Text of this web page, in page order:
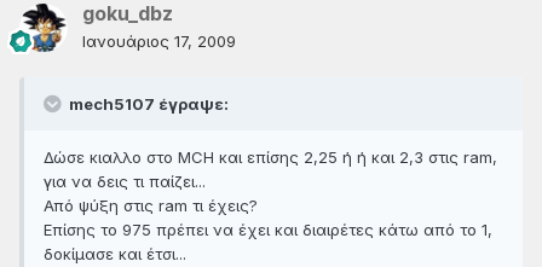
goku_dbz
Ιανουάριος 17, 2009
mech5107 έγραψε:
Δώσε κιαλλο στο MCH και επίσης 2,25 ή ή και 2,3 στις ram,
για να δεις τι παίζει...
Από ψύξη στις ram τι έχεις?
Επίσης το 975 πρέπει να έχει και διαιρέτες κάτω από το 1,
δοκίμασε και έτσι...